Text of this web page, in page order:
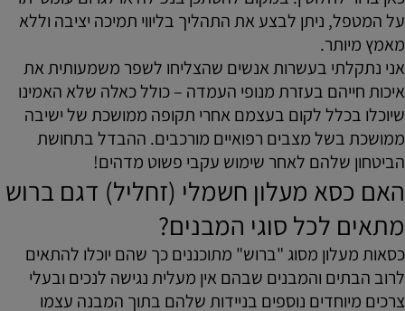
על המטפל, ניתן לבצע את התהליך בליווי תמיכה יציבה וללא
מאמץ מיותר.
אני נתקלתי בעשרות אנשים שהצליחו לשפר משמעותית את
איכות חייהם בעזרת מנופי העמדה – כולל כאלה שלא האמינו
שיוכלו בכלל לקום בעצמם אחרי תקופה ממושכת של ישיבה
ממושכת בשל מצבים רפואיים מורכבים. ההבדל בתחושת
הביטחון שלהם לאחר שימוש עקבי פשוט מדהים!
האם כסא מעלון חשמלי (זחליל) דגם ברוש
מתאים לכל סוגי המבנים?
כסאות מעלון מסוג "ברוש" מתוכננים כך שהם יוכלו להתאים
לרוב הבתים והמבנים שבהם אין מעלית נגישה לנכים ובעלי
צרכים מיוחדים נוספים בניידות שלהם בתוך המבנה עצמו